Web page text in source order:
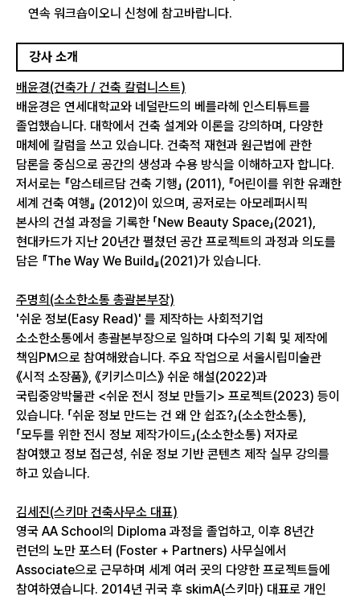
연속 워크숍이오니 신청에 참고바랍니다.
강사 소개
배윤경(건축가 / 건축 칼럼니스트)
배윤경은 연세대학교와 네덜란드의 베를라헤 인스티튜트를
졸업했습니다. 대학에서 건축 설계와 이론을 강의하며, 다양한
매체에 칼럼을 쓰고 있습니다. 건축적 재현과 원근법에 관한
담론을 중심으로 공간의 생성과 수용 방식을 이해하고자 합니다.
저서로는 『암스테르담 건축 기행」 (2011), 『어린이를 위한 유쾌한
세계 건축 여행』 (2012)이 있으며, 공저로는 아모레퍼시픽
본사의 건설 과정을 기록한 「New Beauty Space」(2021),
현대카드가 지난 20년간 펼쳤던 공간 프로젝트의 과정과 의도를
담은 『The Way We Build』(2021)가 있습니다.
주명희(소소한소통 총괄본부장)
'쉬운 정보(Easy Read)' 를 제작하는 사회적기업
소소한소통에서 총괄본부장으로 일하며 다수의 기획 및 제작에
책임PM으로 참여해왔습니다. 주요 작업으로 서울시립미술관
《시적 소장품》, 《키키스미스》 쉬운 해설(2022)과
국립중앙박물관 <쉬운 전시 정보 만들기> 프로젝트(2023) 등이
있습니다. 「쉬운 정보 만드는 건 왜 안 쉽죠?」(소소한소통),
「모두를 위한 전시 정보 제작가이드」(소소한소통) 저자로
참여했고 정보 접근성, 쉬운 정보 기반 콘텐츠 제작 실무 강의를
하고 있습니다.
김세진(스키마 건축사무소 대표)
영국 AA School의 Diploma 과정을 졸업하고, 이후 8년간
런던의 노만 포스터 (Foster + Partners) 사무실에서
Associate으로 근무하며 세계 여러 곳의 다양한 프로젝트들에
참여하였습니다. 2014년 귀국 후 skimA(스키마) 대표로 개인